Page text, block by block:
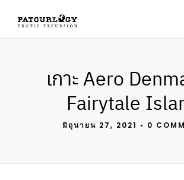
เกาะ Aero
Fairytale
มิถุนายน 27, 2021 • 0